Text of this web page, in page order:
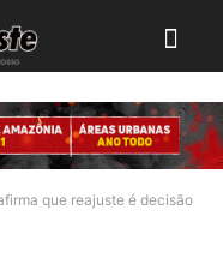
que reajuste é decisão